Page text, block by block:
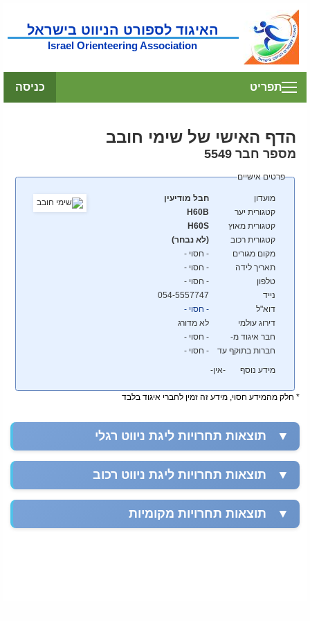
האיגוד לספורט הניווט בישראל
Israel Orienteering Association
כניסה תפריט
הדף האישי של שימי חובב
מספר חבר 5549
פרטים אישיים
מועדון
חבל מודיעין
קטגורית יער
H60B
קטגורית מאוץ
H60S
קטגורית רכוב
(לא נבחר)
מקום מגורים
- חסוי -
תאריך לידה
- חסוי -
טלפון
- חסוי -
נייד
054-5557747
דוא"ל
- חסוי -
דירוג עולמי
לא מדורג
חבר איגוד מ-
- חסוי -
חברות בתוקף עד
- חסוי -
מידע נוסף
-אין-
* חלק מהמידע חסוי, מידע זה זמין לחברי איגוד בלבד
▼ תוצאות תחרויות ליגת ניווט רגלי
▼ תוצאות תחרויות ליגת ניווט רכוב
▼ תוצאות תחרויות מקומיות